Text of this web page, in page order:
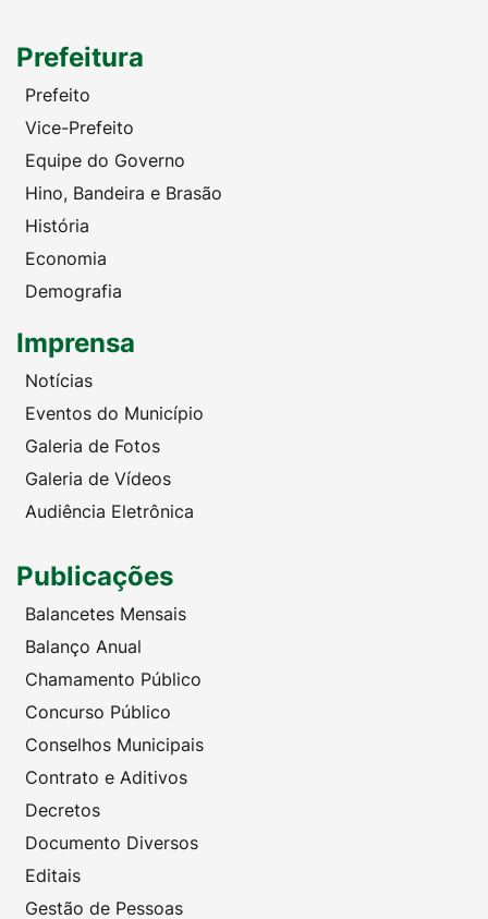
Prefeitura
Prefeito
Vice-Prefeito
Equipe do Governo
Hino, Bandeira e Brasão
História
Economia
Demografia
Imprensa
Notícias
Eventos do Município
Galeria de Fotos
Galeria de Vídeos
Audiência Eletrônica
Publicações
Balancetes Mensais
Balanço Anual
Chamamento Público
Concurso Público
Conselhos Municipais
Contrato e Aditivos
Decretos
Documento Diversos
Editais
Gestão de Pessoas